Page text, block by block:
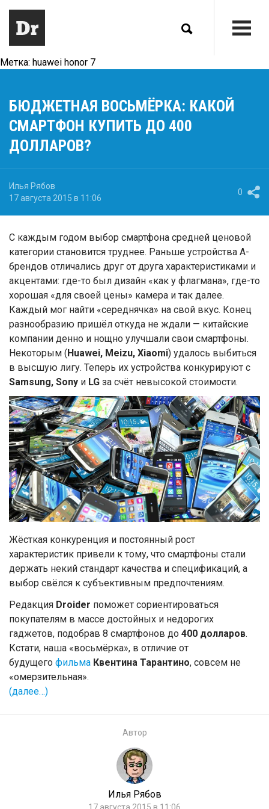
Метка: huawei honor 7
БЮДЖЕТНАЯ ВОСЬМЁРКА: КАКОЙ
СМАРТФОН КУПИТЬ ДО 400
ДОЛЛАРОВ?
Илья Рябов
17 августа 2015 в 11:06
0
С каждым годом выбор смартфона средней ценовой
категории становится труднее. Раньше устройства A-
брендов отличались друг от друга характеристиками и
акцентами: где-то был дизайн «как у флагмана», где-то
хорошая «для своей цены» камера и так далее.
Каждый мог найти «середнячка» на свой вкус. Конец
разнообразию пришёл откуда не ждали — китайские
компании денно и нощно улучшали свои смартфоны.
Некоторым (Huawei, Meizu, Xiaomi) удалось выбиться
в высшую лигу. Теперь их устройства конкурируют с
Samsung, Sony и LG за счёт невысокой стоимости.
Жёсткая конкуренция и постоянный рост
характеристик привели к тому, что смартфоны стали
держать некий стандарт качества и спецификаций, а
выбор свёлся к субъективным предпочтениям.
Редакция Droider поможет сориентироваться
покупателям в массе достойных и недорогих
гаджетов, подобрав 8 смартфонов до 400 долларов.
Кстати, наша «восьмёрка», в отличие от
будущего фильма Квентина Тарантино, совсем не
«омерзительная».
(далее…)
Автор
Илья Рябов
17 августа 2015 в 11:06